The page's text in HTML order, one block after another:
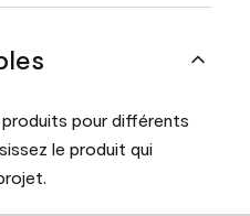
pour différents
le produit qui